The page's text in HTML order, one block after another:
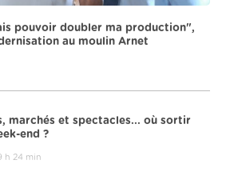
pouvoir doubler ma production",
au moulin Arnet
marchés et spectacles... où sortir
end ?
h 24 min